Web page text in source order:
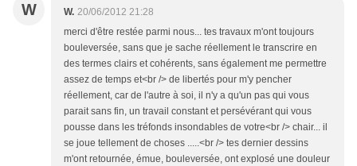
W W. 20/06/2012 21:28
merci d'être restée parmi nous... tes travaux m'ont toujours
bouleversée, sans que je sache réellement le transcrire en
des termes clairs et cohérents, sans également me permettre
assez de temps et<br /> de libertés pour m'y pencher
réellement, car de l'autre à soi, il n'y a qu'un pas qui vous
parait sans fin, un travail constant et persévérant qui vous
pousse dans les tréfonds insondables de votre<br /> chair... il
se joue tellement de choses .....<br /> tes dernier dessins
m'ont retournée, émue, bouleversée, ont explosé une douleur